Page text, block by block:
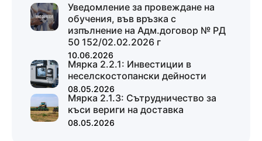
Уведомление за провеждане на
обучения, във връзка с
изпълнение на Адм.договор № РД
50 152/02.02.2026 г
10.06.2026
Мярка 2.2.1: Инвестиции в
неселскостопански дейности
08.05.2026
Мярка 2.1.3: Сътрудничество за
къси вериги на доставка
08.05.2026